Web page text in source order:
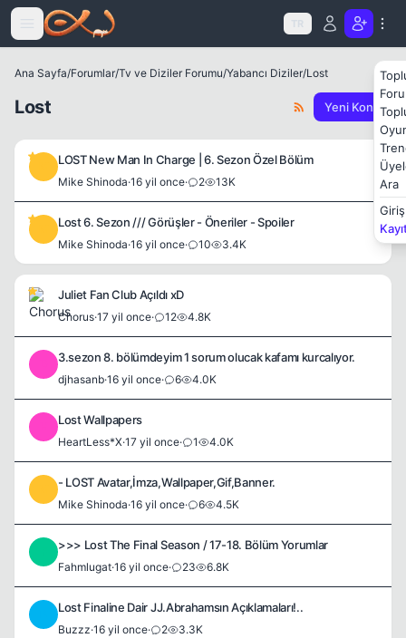
Icerige atla
TR
Ara
Giriş
Ana Sayfa/Forumlar/Tv ve Diziler Forumu/Yabancı Diziler/Lost
Lost Yeni Konu
LOST New Man In Charge | 6. Sezon Özel Bölüm
Mike Shinoda·16 yil once· 2 13K
Lost 6. Sezon /// Görüşler - Öneriler - Spoiler
Mike Shinoda·16 yil once· 10 3.4K
Juliet Fan Club Açıldı xD
Chorus·17 yil once· 12 4.8K
3.sezon 8. bölümdeyim 1 sorum olucak kafamı kurcalıyor.
djhasanb·16 yil once· 6 4.0K
Lost Wallpapers
HeartLess*X·17 yil once· 1 4.0K
- LOST Avatar,İmza,Wallpaper,Gif,Banner.
Mike Shinoda·16 yil once· 6 4.5K
>>> Lost The Final Season / 17-18. Bölüm Yorumlar
Fahmlugat·16 yil once· 23 6.8K
Lost Finaline Dair JJ.Abrahamsın Açıklamaları!..
Buzzz·16 yil once· 2 3.3K